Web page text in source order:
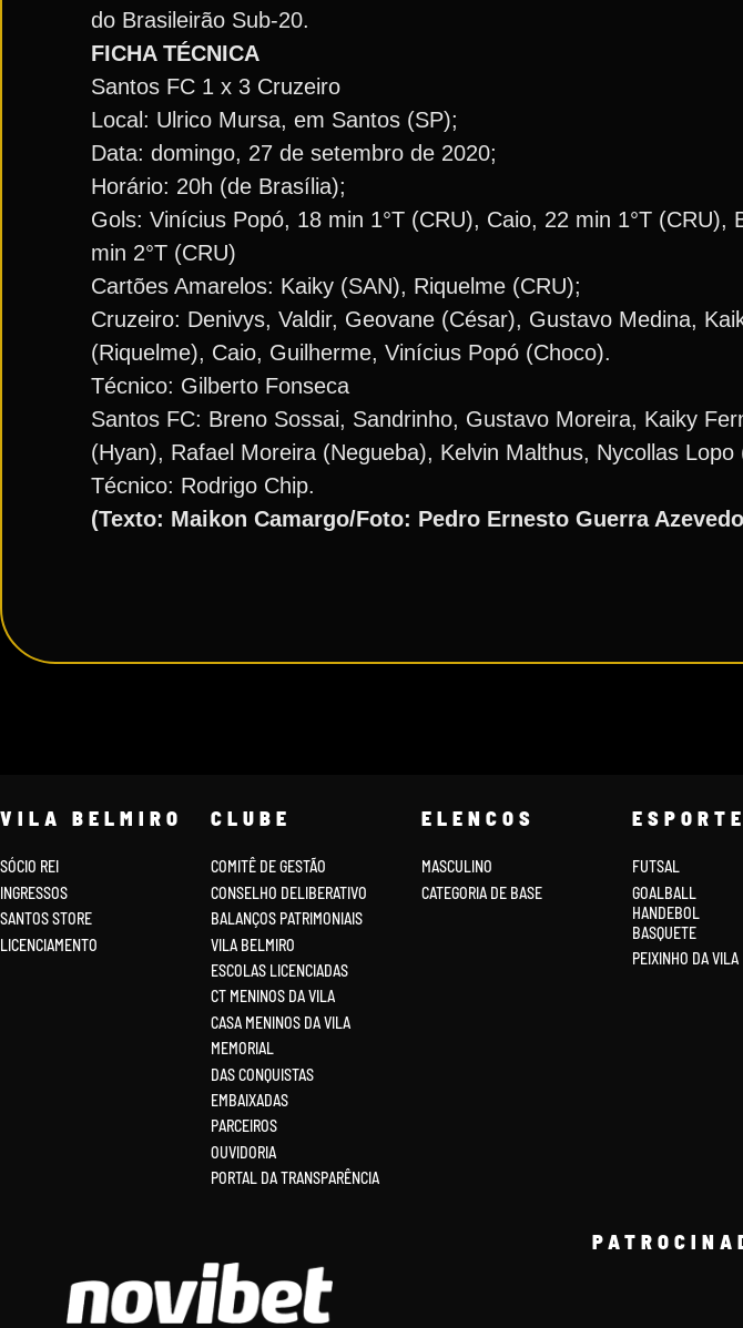
do Brasileirão Sub-20.
FICHA TÉCNICA
Santos FC 1 x 3 Cruzeiro
Local: Ulrico Mursa, em Santos (SP);
Data: domingo, 27 de setembro de 2020;
Horário: 20h (de Brasília);
Gols: Vinícius Popó, 18 min 1°T (CRU), Caio, 22 min 1°T
min 2°T (CRU)
Cartões Amarelos: Kaiky (SAN), Riquelme (CRU);
Cruzeiro: Denivys, Valdir, Geovane (César), Gustavo Medina,
(Riquelme), Caio, Guilherme, Vinícius Popó (Choco).
Técnico: Gilberto Fonseca
Santos FC: Breno Sossai, Sandrinho, Gustavo Moreira, Kaiky
(Hyan), Rafael Moreira (Negueba), Kelvin Malthus, Nycollas
Técnico: Rodrigo Chip.
(Texto: Maikon Camargo/Foto: Pedro Ernesto Guerra
VILA BELMIRO
SÓCIO REI
INGRESSOS
SANTOS STORE
LICENCIAMENTO
CLUBE
COMITÊ DE GESTÃO
CONSELHO DELIBERATIVO
BALANÇOS PATRIMONIAIS
VILA BELMIRO
ESCOLAS LICENCIADAS
CT MENINOS DA VILA
CASA MENINOS DA VILA
MEMORIAL
DAS CONQUISTAS
EMBAIXADAS
PARCEIROS
OUVIDORIA
PORTAL DA TRANSPARÊNCIA
ELENCOS
MASCULINO
CATEGORIA DE BASE
FUTSAL
GOALBALL
HANDEBOL
BASQUETE
PEIXINHO DA VILA